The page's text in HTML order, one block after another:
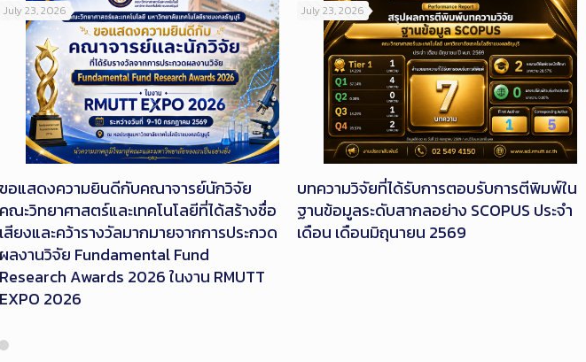
July 23, 2026
ขอแสดงความยินดีกับคณาจารย์นักวิจัย
คณะวิทยาศาสตร์และเทคโนโลยีที่ได้สร้างชื่อ
เสียงและคว้ารางวัลมากมายจากการประกวด
ผลงานวิจัย Fundamental Fund
Research Awards 2026 ในงาน RMUTT
EXPO 2026
July 23, 2026
บทความวิจัยที่ได้รับการตอบรับการตีพิมพ์ใน
ฐานข้อมูลระดับสากลอย่าง SCOPUS ประจำ
เดือน เดือนมิถุนายน 2569